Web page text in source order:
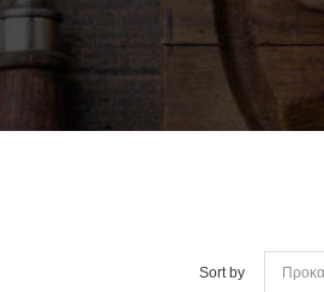
Sort by